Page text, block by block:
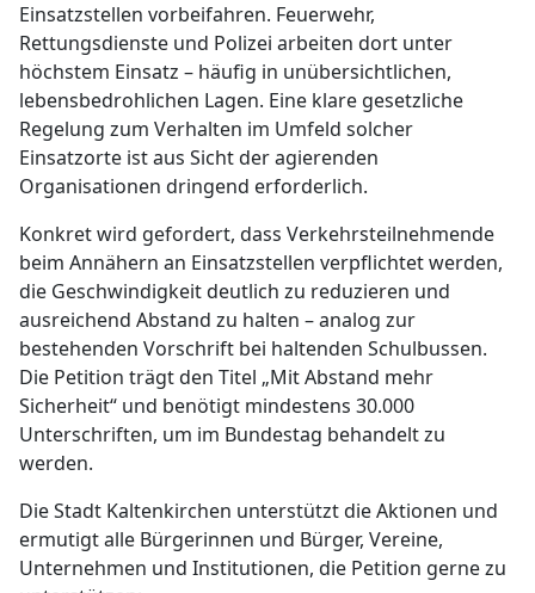
Einsatzstellen vorbeifahren. Feuerwehr,
Rettungsdienste und Polizei arbeiten dort unter
höchstem Einsatz – häufig in unübersichtlichen,
lebensbedrohlichen Lagen. Eine klare gesetzliche
Regelung zum Verhalten im Umfeld solcher
Einsatzorte ist aus Sicht der agierenden
Organisationen dringend erforderlich.
Konkret wird gefordert, dass Verkehrsteilnehmende
beim Annähern an Einsatzstellen verpflichtet werden,
die Geschwindigkeit deutlich zu reduzieren und
ausreichend Abstand zu halten – analog zur
bestehenden Vorschrift bei haltenden Schulbussen.
Die Petition trägt den Titel „Mit Abstand mehr
Sicherheit“ und benötigt mindestens 30.000
Unterschriften, um im Bundestag behandelt zu
werden.
Die Stadt Kaltenkirchen unterstützt die Aktionen und
ermutigt alle Bürgerinnen und Bürger, Vereine,
Unternehmen und Institutionen, die Petition gerne zu